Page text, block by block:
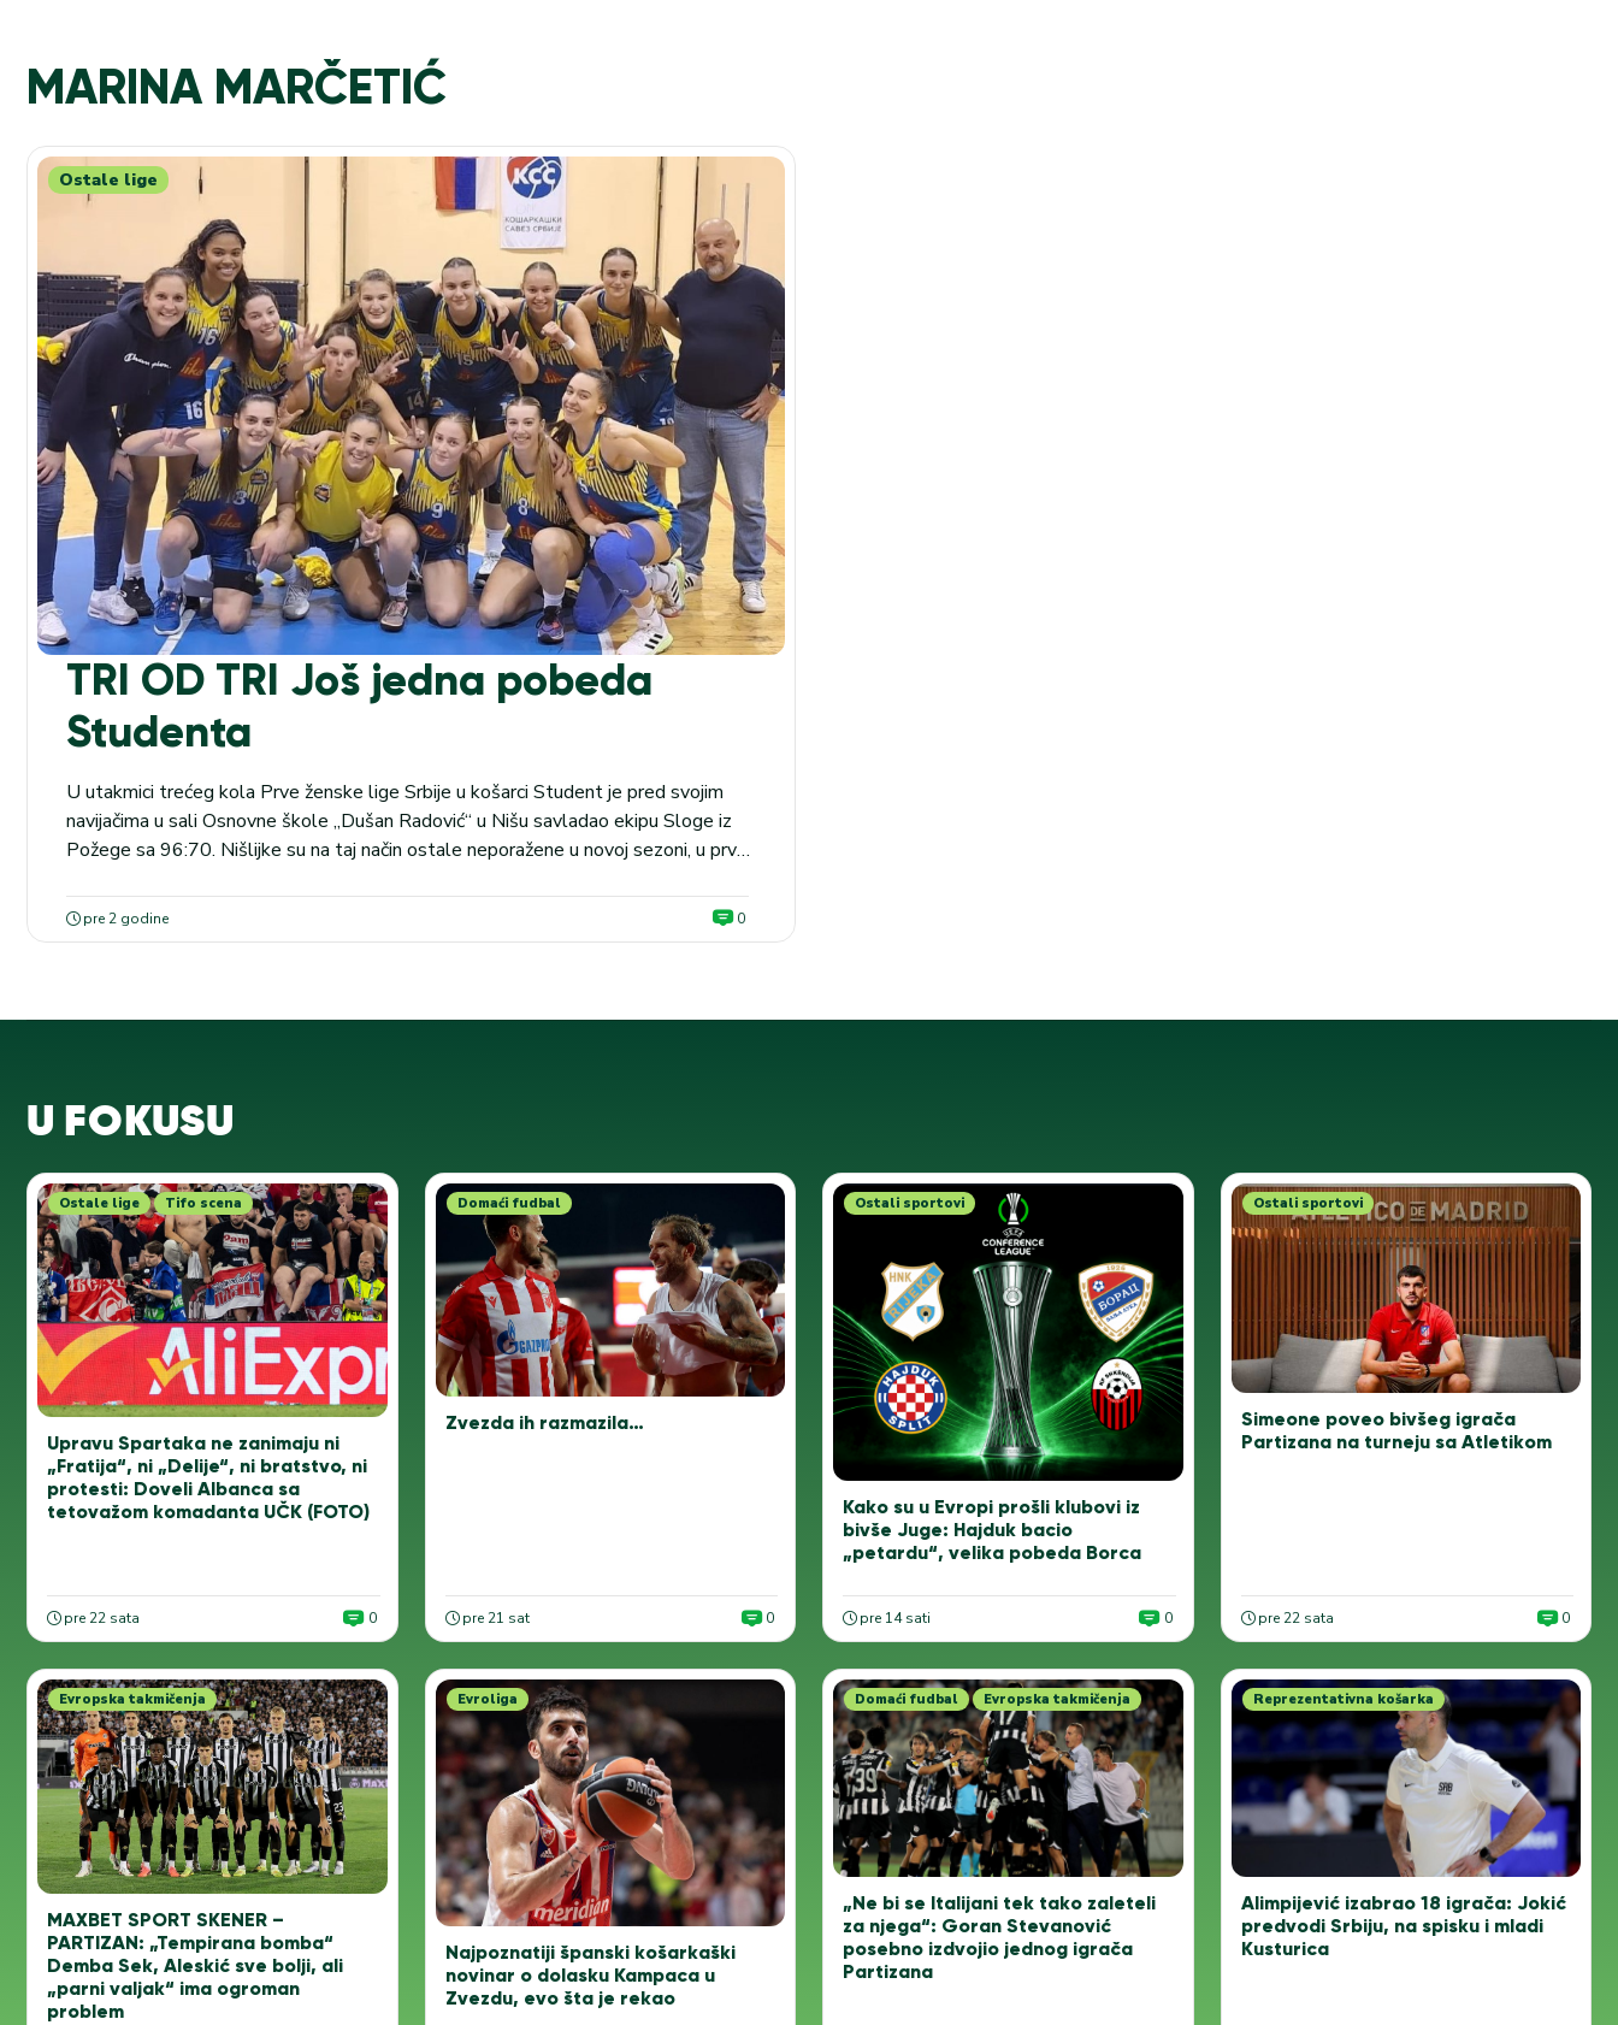
MARINA MARČETIĆ
Ostale lige
TRI OD TRI Još jedna pobeda
Studenta
U utakmici trećeg kola Prve ženske lige Srbije u košarci Student je pred svojim
navijačima u sali Osnovne škole „Dušan Radović“ u Nišu savladao ekipu Sloge iz
Požege sa 96:70. Nišlijke su na taj način ostale neporažene u novoj sezoni, u prva
pre 2 godine 0
U FOKUSU
Ostale lige Tifo scena
Upravu Spartaka ne zanimaju ni
„Fratija“, ni „Delije“, ni bratstvo, ni
protesti: Doveli Albanca sa
tetovažom komadanta UČK (FOTO)
pre 22 sata 0
Domaći fudbal
Zvezda ih razmazila…
pre 21 sat 0
Ostali sportovi
Kako su u Evropi prošli klubovi iz
bivše Juge: Hajduk bacio
„petardu“, velika pobeda Borca
pre 14 sati 0
Ostali sportovi
Simeone poveo bivšeg igrača
Partizana na turneju sa Atletikom
pre 22 sata 0
Evropska takmičenja
MAXBET SPORT SKENER –
PARTIZAN: „Tempirana bomba“
Demba Sek, Aleskić sve bolji, ali
„parni valjak“ ima ogroman
problem
Evroliga
Najpoznatiji španski košarkaški
novinar o dolasku Kampaca u
Zvezdu, evo šta je rekao
Domaći fudbal Evropska takmičenja
„Ne bi se Italijani tek tako zaleteli
za njega“: Goran Stevanović
posebno izdvojio jednog igrača
Partizana
Reprezentativna košarka
Alimpijević izabrao 18 igrača: Jokić
predvodi Srbiju, na spisku i mladi
Kusturica